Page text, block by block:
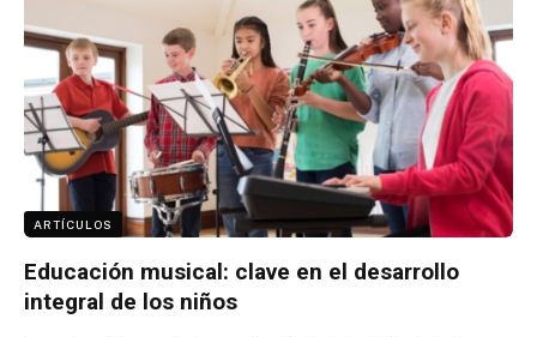
ARTÍCULOS
Educación musical: clave en el desarrollo
integral de los niños